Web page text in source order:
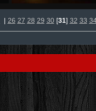
| 26 27 28 29 30[31] 32 33